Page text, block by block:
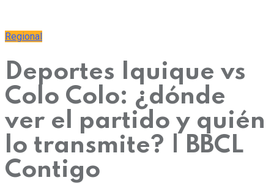
Regional
Deportes Iquique vs
Colo Colo: ¿dónde
ver el partido y quién
lo transmite? | BBCL
Contigo